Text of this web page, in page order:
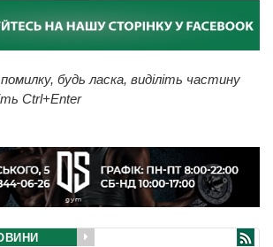
будь ласка, виділіть частину
Ctrl+Enter